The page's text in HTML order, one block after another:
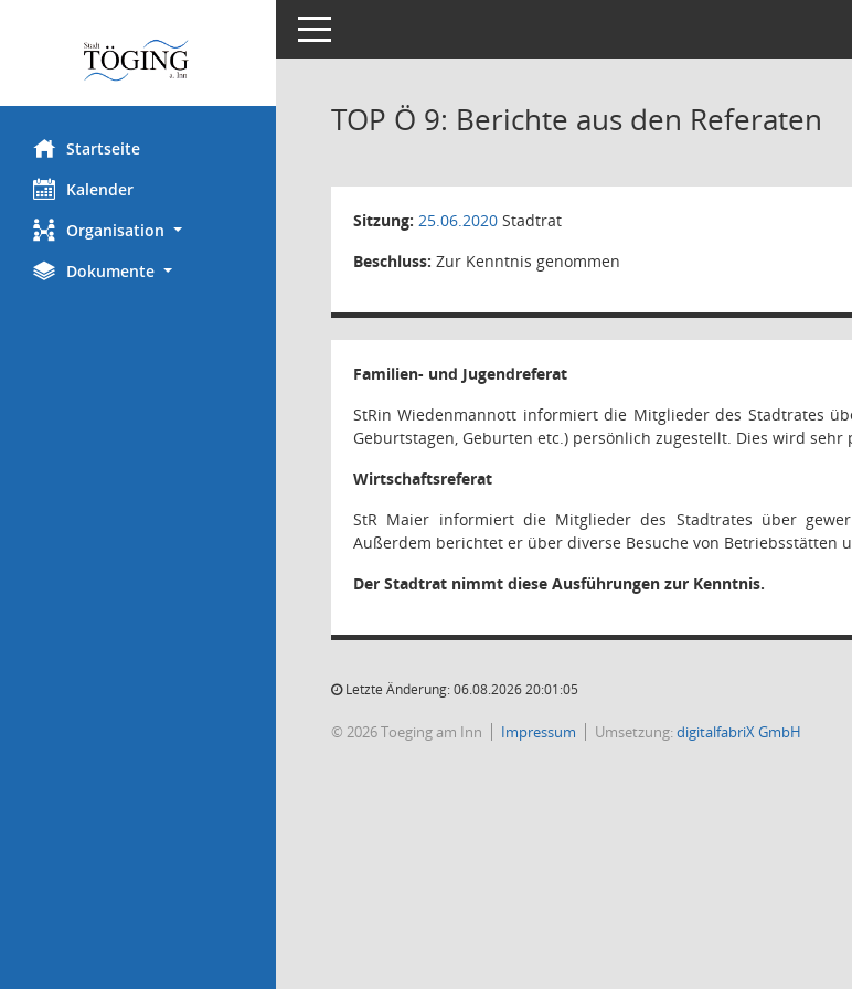
Startseite
Kalender
Organisation
Dokumente
Toggle navigation
TOP Ö 9: Berichte aus den Referaten
Sitzung: 25.06.2020 Stadtrat
Beschluss: Zur Kenntnis genommen
Familien- und Jugendreferat
StRin Wiedenmannott informiert die Mitglieder des Stadtrates
Geburtstagen, Geburten etc.) persönlich zugestellt. Dies wird
Wirtschaftsreferat
StR Maier informiert die Mitglieder des Stadtrates über
Außerdem berichtet er über diverse Besuche von Betriebsstätten
Der Stadtrat nimmt diese Ausführungen zur Kenntnis.
Letzte Änderung: 06.08.2026 20:01:05
© 2026 Toeging am Inn Impressum Umsetzung:digitalfabriX GmbH